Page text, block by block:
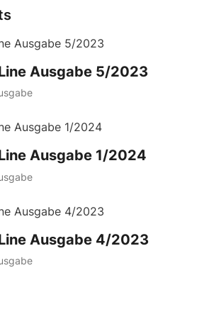
Ausgabe 5/2023
Ausgabe 1/2024
Ausgabe 4/2023